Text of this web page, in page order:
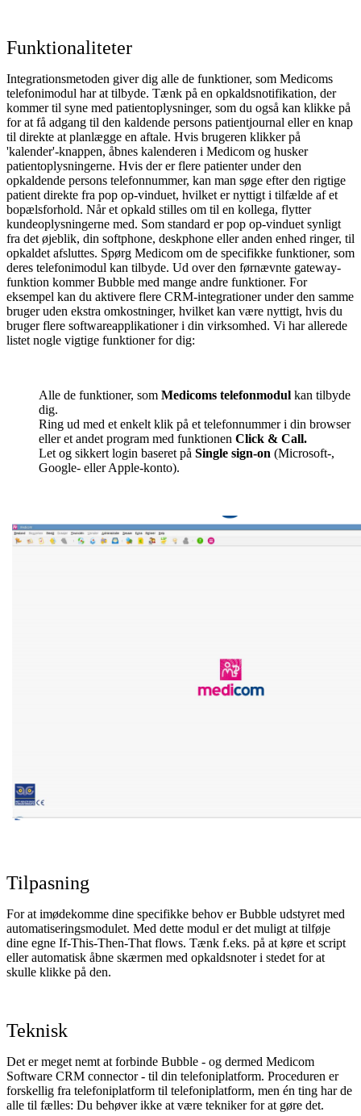
Funktionaliteter
Integrationsmetoden giver dig alle de funktioner, som Medicoms
telefonimodul har at tilbyde. Tænk på en opkaldsnotifikation, der
kommer til syne med patientoplysninger, som du også kan klikke på
for at få adgang til den kaldende persons patientjournal eller en knap
til direkte at planlægge en aftale. Hvis brugeren klikker på
'kalender'-knappen, åbnes kalenderen i Medicom og husker
patientoplysningerne. Hvis der er flere patienter under den
opkaldende persons telefonnummer, kan man søge efter den rigtige
patient direkte fra pop op-vinduet, hvilket er nyttigt i tilfælde af et
bopælsforhold. Når et opkald stilles om til en kollega, flytter
kundeoplysningerne med. Som standard er pop op-vinduet synligt
fra det øjeblik, din softphone, deskphone eller anden enhed ringer, til
opkaldet afsluttes. Spørg Medicom om de specifikke funktioner, som
deres telefonimodul kan tilbyde. Ud over den førnævnte gateway-
funktion kommer Bubble med mange andre funktioner. For
eksempel kan du aktivere flere CRM-integrationer under den samme
bruger uden ekstra omkostninger, hvilket kan være nyttigt, hvis du
bruger flere softwareapplikationer i din virksomhed. Vi har allerede
listet nogle vigtige funktioner for dig:
Alle de funktioner, som Medicoms telefonmodul kan tilbyde
dig.
Ring ud med et enkelt klik på et telefonnummer i din browser
eller et andet program med funktionen Click & Call.
Let og sikkert login baseret på Single sign-on (Microsoft-,
Google- eller Apple-konto).
Tilpasning
For at imødekomme dine specifikke behov er Bubble udstyret med
automatiseringsmodulet. Med dette modul er det muligt at tilføje
dine egne If-This-Then-That flows. Tænk f.eks. på at køre et script
eller automatisk åbne skærmen med opkaldsnoter i stedet for at
skulle klikke på den.
Teknisk
Det er meget nemt at forbinde Bubble - og dermed Medicom
Software CRM connector - til din telefoniplatform. Proceduren er
forskellig fra telefoniplatform til telefoniplatform, men én ting har de
alle til fælles: Du behøver ikke at være tekniker for at gøre det.